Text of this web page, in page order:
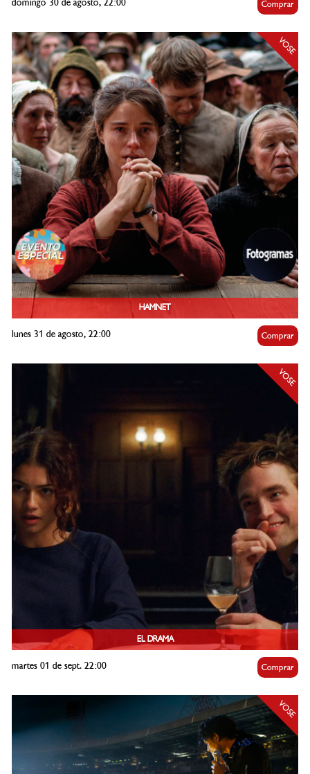
domingo 30 de agosto, 22:00 Comprar
HAMNET
VOSE
lunes 31 de agosto, 22:00 Comprar
EL DRAMA
VOSE
martes 01 de sept. 22:00 Comprar
VOSE